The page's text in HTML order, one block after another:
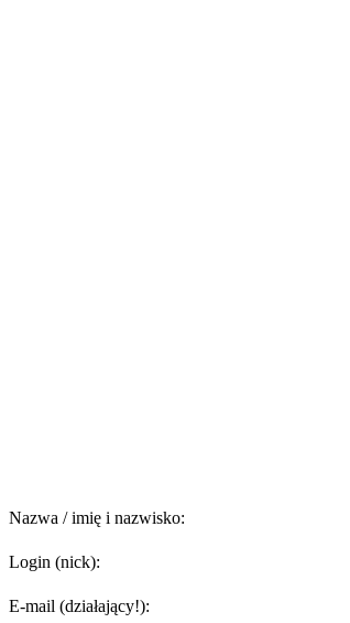
Nazwa / imię i nazwisko:
Login (nick):
E-mail (działający!):